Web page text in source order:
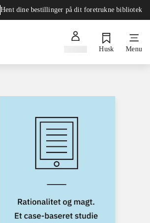
Hent dine bestillinger på dit foretrukne bibliotek
Husk Menu